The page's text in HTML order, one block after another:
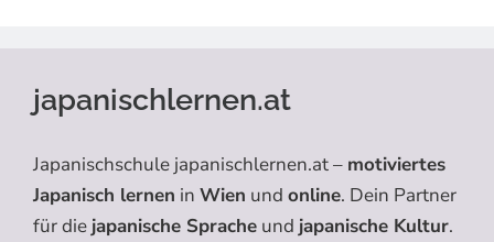
japanischlernen.at
Japanischschule japanischlernen.at – motiviertes
Japanisch lernen in Wien und online. Dein Partner
für die japanische Sprache und japanische Kultur.